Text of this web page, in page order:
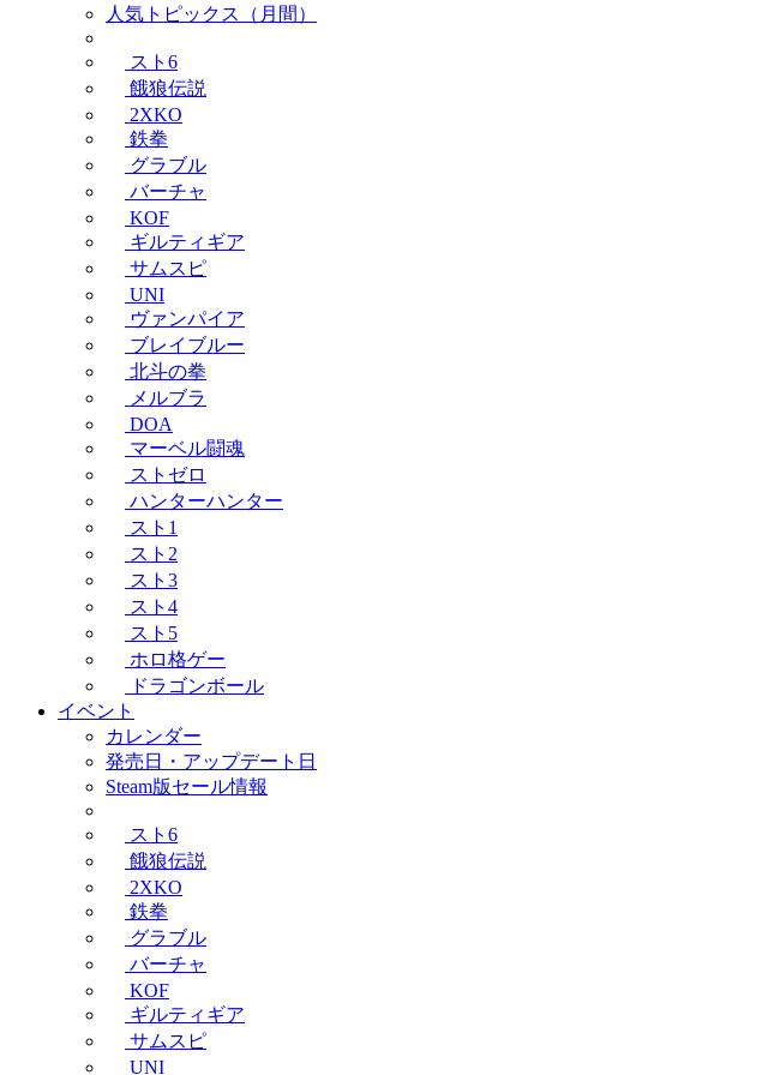
人気トピックス（月間）
スト6
餓狼伝説
2XKO
鉄拳
グラブル
バーチャ
KOF
ギルティギア
サムスピ
UNI
ヴァンパイア
ブレイブルー
北斗の拳
メルブラ
DOA
マーベル闘魂
ストゼロ
ハンターハンター
スト1
スト2
スト3
スト4
スト5
ホロ格ゲー
ドラゴンボール
イベント
カレンダー
発売日・アップデート日
Steam版セール情報
スト6
餓狼伝説
2XKO
鉄拳
グラブル
バーチャ
KOF
ギルティギア
サムスピ
UNI